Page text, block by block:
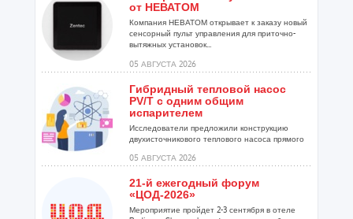
от НЕВАТОМ
Компания НЕВАТОМ открывает к заказу новый
сенсорный пульт управления для приточно-
вытяжных установок...
05 АВГУСТА 2026
Гибридный тепловой насос
PV/T с одним общим
испарителем
Исследователи предложили конструкцию
двухисточникового теплового насоса прямого
05 АВГУСТА 2026
21-й ежегодный форум
«ЦОД-2026»
Мероприятие пройдет 2-3 сентября в отеле